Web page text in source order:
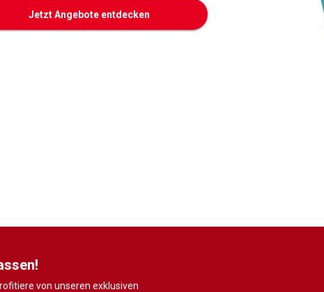
Jetzt Angebote entdecken
von unseren exklusiven